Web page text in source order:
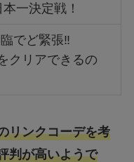
一決定戦！
でど緊張‼
クリアできるの
リンクコーデを考
判が高いようで